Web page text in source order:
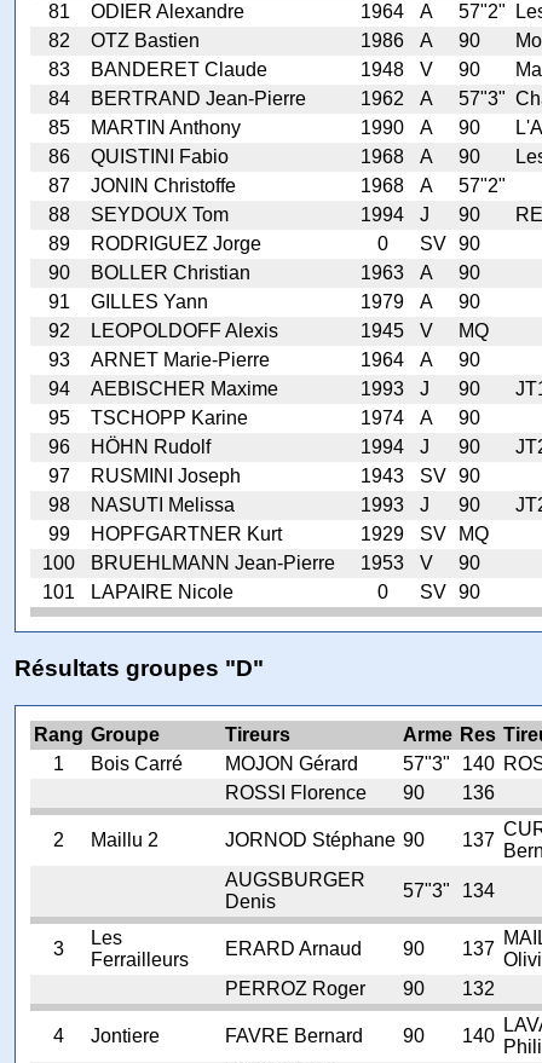
81
ODIER Alexandre 1964 A 57"2"
82
OTZ Bastien 1986 A 90
83
BANDERET Claude 1948 V 90
84
BERTRAND Jean-Pierre 1962 A 57"3"
85
MARTIN Anthony 1990 A 90
86
QUISTINI Fabio 1968 A 90
87
JONIN Christoffe 1968 A
57"2"
88
SEYDOUX Tom 1994 J 90
89
RODRIGUEZ Jorge 0 SV 90
90
BOLLER Christian 1963 A
90
91
GILLES Yann 1979 A
90
92
LEOPOLDOFF Alexis 1945 V
MQ
93
ARNET Marie-Pierre 1964 A
90
94
AEBISCHER Maxime 1993 J 90
95
TSCHOPP Karine 1974 A
90
96
HÖHN Rudolf 1994 J 90
97
RUSMINI Joseph 1943 SV 90
98
NASUTI Melissa 1993 J 90
99
HOPFGARTNER Kurt 1929 SV
MQ
100
BRUEHLMANN Jean-Pierre 1953 V
90
101
LAPAIRE Nicole 0 SV 90
Résultats groupes "D"
Rang Groupe Tireurs Arme Res
1
Bois Carré MOJON Gérard 57"3" 140
ROSSI Florence
90 136
2 Maillu 2 JORNOD Stéphane 90 137
AUGSBURGER
Denis
57"3" 134
3
Les
Ferrailleurs
ERARD Arnaud 90 137
PERROZ Roger
90 132
4 Jontiere FAVRE Bernard 90 140